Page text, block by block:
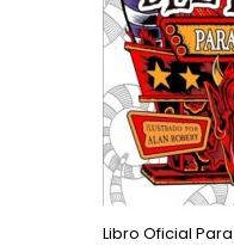
Libro Oficial